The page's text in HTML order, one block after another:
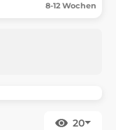
8-12 Wochen
20